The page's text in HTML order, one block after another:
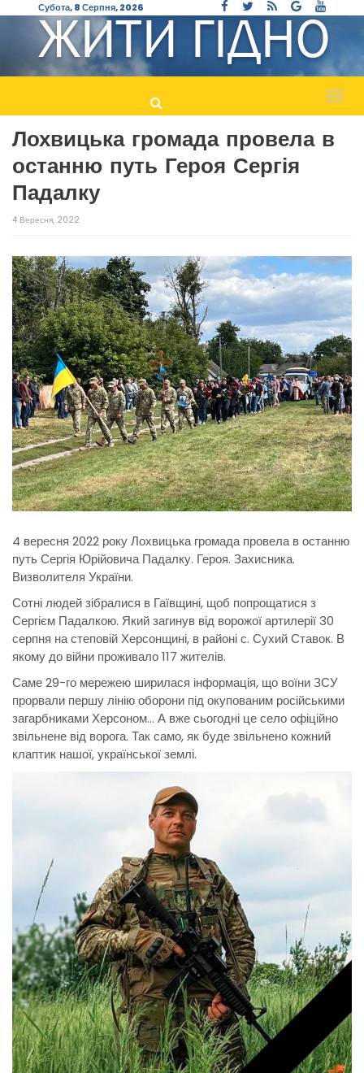
Субота, 8 Серпня, 2026
Лохвицька громада провела в
останню путь Героя Сергія
Падалку
4 Вересня, 2022
4 вересня 2022 року Лохвицька громада провела в останню
путь Сергія Юрійовича Падалку. Героя. Захисника.
Визволителя України.
Сотні людей зібралися в Гаївщині, щоб попрощатися з
Сергієм Падалкою. Який загинув від ворожої артилерії 30
серпня на степовій Херсонщині, в районі с. Сухий Ставок. В
якому до війни проживало 117 жителів.
Саме 29-го мережею ширилася інформація, що воїни ЗСУ
прорвали першу лінію оборони під окупованим російськими
загарбниками Херсоном… А вже сьогодні це село офіційно
звільнене від ворога. Так само, як буде звільнено кожний
клаптик нашої, української землі.